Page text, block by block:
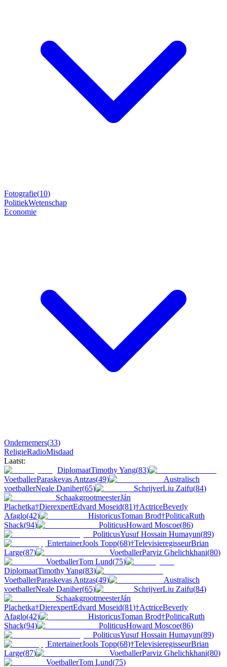
Fotografie(10)
PolitiekWetenschap
Economie
Ondernemers(33)
ReligieRadioMisdaad
Laatst:
DiplomaatTimothy Yang(83)
VoetballerParaskevas Antzas(49)
Australisch
voetballerNeale Daniher(65) SchrijverLiu Zaifu(84)
SchaakgrootmeesterJán
Plachetka†DierexpertEdvard Moseid(81)†ActriceBeverly
Afaglo(42) HistoricusToman Brod†PoliticaRuth
Shack(94) PoliticusHoward Moscoe(86)
PoliticusYusuf Hossain Humayun(89)
EntertainerJools Topp(68)†TelevisieregisseurBrian
Large(87) VoetballerParviz Ghelichkhani(80)
VoetballerTom Lund(75)
DiplomaatTimothy Yang(83)
VoetballerParaskevas Antzas(49)
Australisch
voetballerNeale Daniher(65) SchrijverLiu Zaifu(84)
SchaakgrootmeesterJán
Plachetka†DierexpertEdvard Moseid(81)†ActriceBeverly
Afaglo(42) HistoricusToman Brod†PoliticaRuth
Shack(94) PoliticusHoward Moscoe(86)
PoliticusYusuf Hossain Humayun(89)
EntertainerJools Topp(68)†TelevisieregisseurBrian
Large(87) VoetballerParviz Ghelichkhani(80)
VoetballerTom Lund(75)